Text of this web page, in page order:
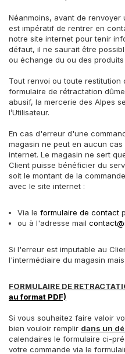
Néanmoins, avant de
est impératif de rentrer en
notre site internet pour tenir
défaut, il ne saurait être
ou échange du ou des
Tout renvoi ou toute restitution
formulaire de rétractation
abusif, la mercerie des Alpes
l’Utilisateur.
En cas d'erreur d'une
magasin ne peut en aucun
internet. Le magasin ne sert
Client puisse bénéficier du
soit le montant de la
avec le site internet :
Via le formulaire de contact
ou à l'adresse mail
Si l'erreur est imputable au
l'intermédiaire du magasin
FORMULAIRE DE
au format PDF)
Si vous souhaitez faire valoir
bien vouloir remplir dans un
calendaires le formulaire ci-
votre commande via le